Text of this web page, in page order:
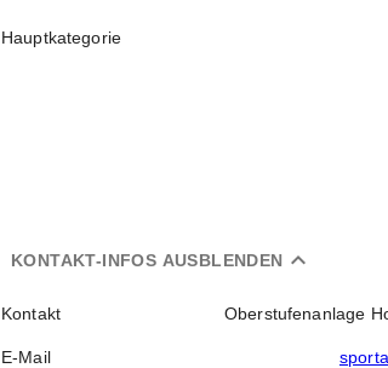
Hauptkategorie
expand_less
KONTAKT-INFOS AUSBLENDEN
Kontakt Oberstufenanlage
E-Mail